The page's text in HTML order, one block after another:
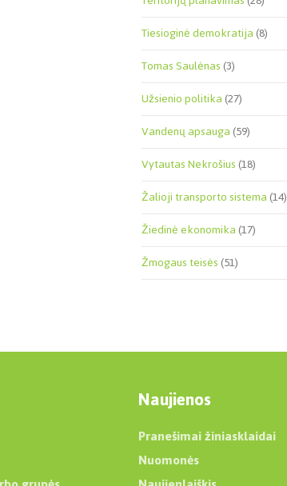
Tiesioginė demokratija(8)
Tomas Saulėnas(3)
Užsienio politika(27)
Vandenų apsauga(59)
Vytautas Nekrošius(18)
Žalioji transporto sistema(14)
Žiedinė ekonomika(17)
Žmogaus teisės(51)
Naujienos
Pranešimai žiniasklaidai
Nuomonės